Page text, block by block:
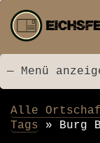
Menü
— Menü
Startseite
Neu
Postkarten
Bildarchiv
Videos
Suche
Kontakt
Links
Spende
Alle
Tags
Burg